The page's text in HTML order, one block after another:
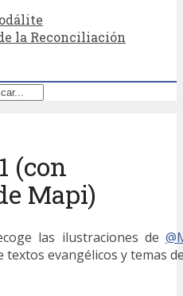
la Reconciliación
(con
Mapi)
las ilustraciones de
evangélicos y temas